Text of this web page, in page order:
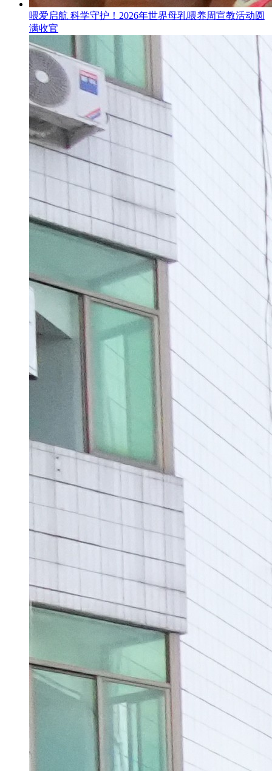
喂爱启航 科学守护！2026年世界母乳喂养周宣教活动圆
满收官